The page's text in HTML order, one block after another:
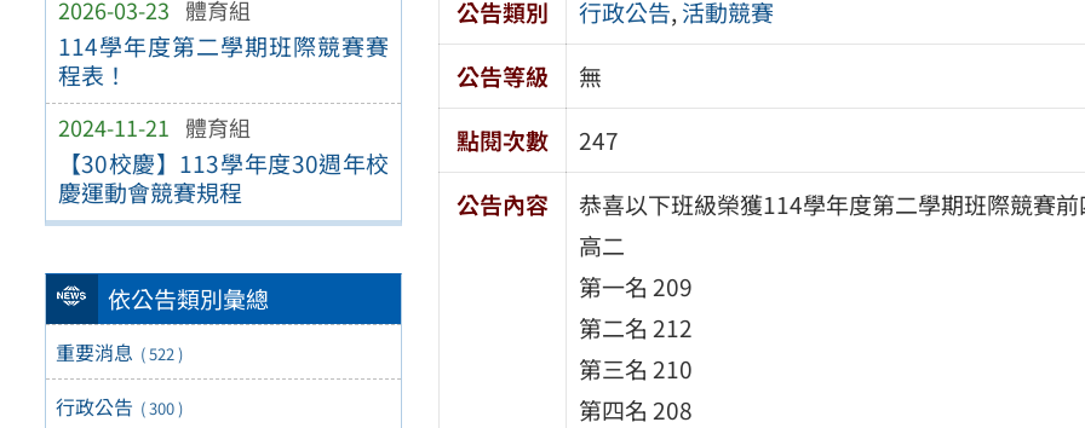
2026-03-23 體育組
114學年度第二學期班際競賽賽
程表！
2024-11-21 體育組
【30校慶】113學年度30週年校
慶運動會競賽規程
依公告類別彙總
重要消息 ( 522 )
行政公告 ( 300 )
公告類別
行政公告,活動競賽
公告等級
無
點閱次數
247
公告內容
恭喜以下班級榮獲114學年度第二學期班際競賽
高二
第一名 209
第二名 212
第三名 210
第四名 208